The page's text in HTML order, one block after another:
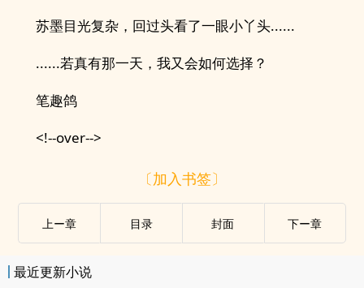
苏墨目光复杂，回过头看了一眼小丫头......
......若真有那一天，我又会如何选择？
笔趣鸽
<!--over-->
〔加入书签〕
上ー章 目录 封面 下ー章
最近更新小说